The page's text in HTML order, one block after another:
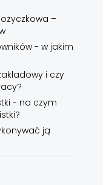
–
- w jakim
i czy
- na czym
ją